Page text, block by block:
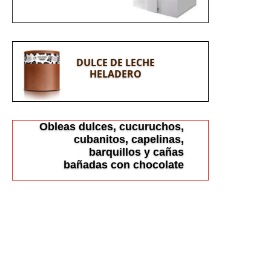
DULCE DE LECHE
HELADERO
Obleas dulces, cucuruchos,
cubanitos, capelinas,
barquillos y cañas
bañadas con chocolate